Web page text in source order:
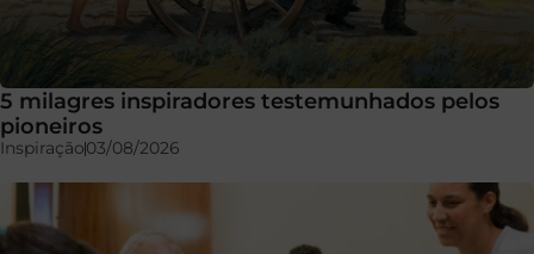
5 milagres inspiradores testemunhados pelos
pioneiros
Inspiração03/08/2026